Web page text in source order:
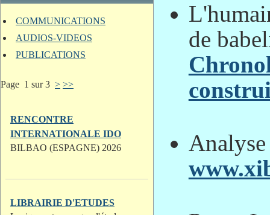
COMMUNICATIONS
AUDIOS-VIDEOS
PUBLICATIONS
Page 1 sur 3 > >>
RENCONTRE
INTERNATIONALE IDO
BILBAO (ESPAGNE) 2026
LIBRAIRIE D'ETUDES
de